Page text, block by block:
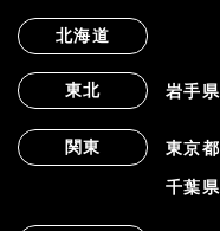
北海道
東北 岩手県
関東 東京都
千葉県